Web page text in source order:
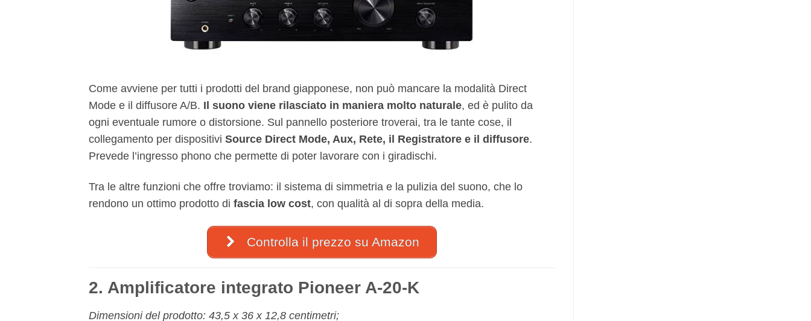
Come avviene per tutti i prodotti del brand giapponese, non può mancare la modalità Direct
Mode e il diffusore A/B. Il suono viene rilasciato in maniera molto naturale, ed è pulito da
ogni eventuale rumore o distorsione. Sul pannello posteriore troverai, tra le tante cose, il
collegamento per dispositivi Source Direct Mode, Aux, Rete, il Registratore e il diffusore.
Prevede l’ingresso phono che permette di poter lavorare con i giradischi.
Tra le altre funzioni che offre troviamo: il sistema di simmetria e la pulizia del suono, che lo
rendono un ottimo prodotto di fascia low cost, con qualità al di sopra della media.
Controlla il prezzo su Amazon
2. Amplificatore integrato Pioneer A-20-K
Dimensioni del prodotto: 43,5 x 36 x 12,8 centimetri;